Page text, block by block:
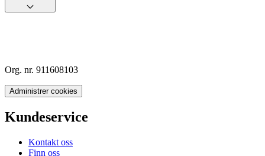
Org. nr. 911608103
Administrer cookies
Kundeservice
Kontakt oss
Finn oss